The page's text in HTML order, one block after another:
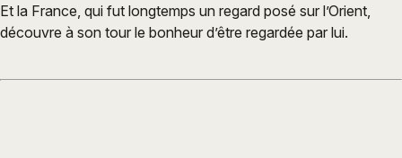
Et la France, qui fut longtemps un regard posé sur l’Orient,
découvre à son tour le bonheur d’être regardée par lui.